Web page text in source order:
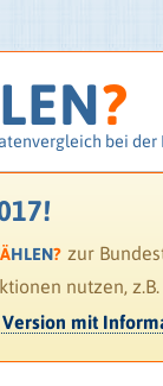
?
bei der
ÄHLEN? zur
nutzen,
mit